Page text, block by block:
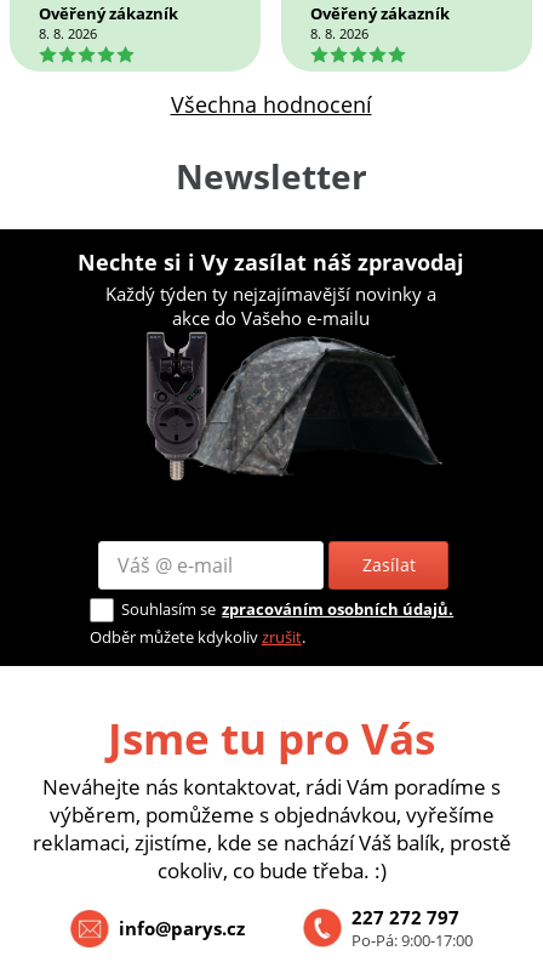
Ověřený zákazník
8. 8. 2026
5
Ověřený zákazník
8. 8. 2026
5
Všechna hodnocení
Newsletter
Nechte si i Vy zasílat náš zpravodaj
Každý týden ty nejzajímavější novinky a
akce do Vašeho e-mailu
Zasílat
Souhlasím se zpracováním osobních údajů.
Odběr můžete kdykolivzrušit.
Jsme tu pro Vás
Neváhejte nás kontaktovat, rádi Vám poradíme s
výběrem, pomůžeme s objednávkou, vyřešíme
reklamaci, zjistíme, kde se nachází Váš balík, prostě
cokoliv, co bude třeba. :)
227 272 797
Po-Pá: 9:00-17:00
info@parys.cz